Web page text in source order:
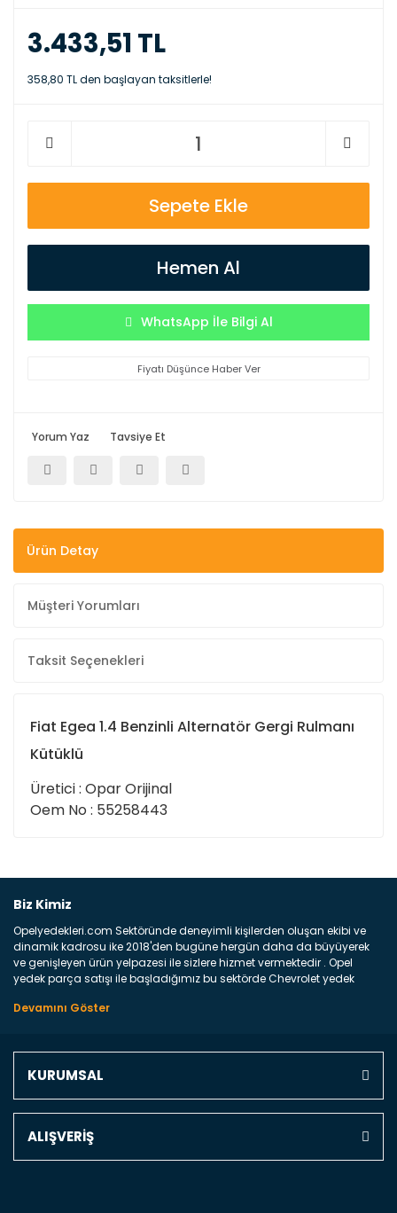
3.433,51 TL
358,80 TL den başlayan taksitlerle!
Sepete Ekle
Hemen Al
WhatsApp İle Bilgi Al
Fiyatı Düşünce Haber Ver
Yorum Yaz Tavsiye Et
Ürün Detay
Müşteri Yorumları
Taksit Seçenekleri
Fiat Egea 1.4 Benzinli Alternatör Gergi Rulmanı
Kütüklü
Üretici : Opar Orijinal
Oem No : 55258443
Yorum Yaz
Biz Kimiz
Opelyedekleri.com Sektöründe deneyimli kişilerden oluşan ekibi ve
dinamik kadrosu ike 2018'den bugüne hergün daha da büyüyerek
ve genişleyen ürün yelpazesi ile sizlere hizmet vermektedir . Opel
yedek parça satışı ile başladığımız bu sektörde Chevrolet yedek
marka araçların ve FCA Grubun Fiat ve Alfa Romeo yedek parça
Türkiyenin 4 bir yanına ve uluslarası dünyanın dört bir yanına
parça gelebilir ancak bunları biraz toparlarsak aşağıda belirttiğimiz
KURUMSAL
ALIŞVERİŞ